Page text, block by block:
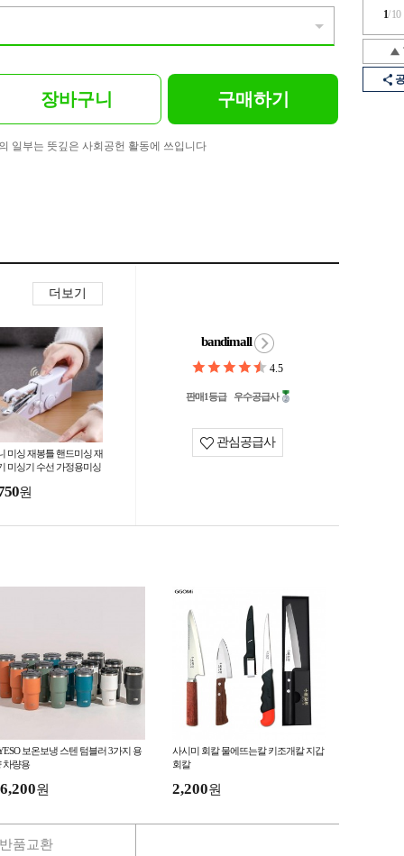
1/10
장바구니 구매하기
일부는 뜻깊은 사회공헌 활동에 쓰입니다
더보기
미싱 재봉틀 핸드미싱 재
미싱기 수선 가정용미싱
원
bandimall
4.5
판매1등급 우수공급사
관심공급사
보온보냉 스텐 텀블러 3가지 용
차량용
원
사시미 회칼 물에뜨는칼 키조개칼 지갑
회칼
2,200원
반품교환